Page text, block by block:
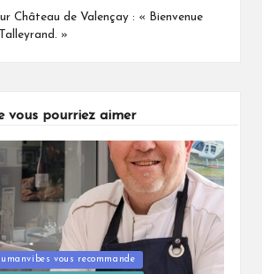
Château de Valençay : « Bienvenue
»
vous pourriez aimer
vous recommande